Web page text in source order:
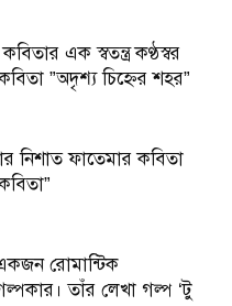
এক স্বতন্ত্র কণ্ঠস্বর
”অদৃশ্য চিহ্নের শহর”
নিশাত ফাতেমার কবিতা
রোমান্টিক
তাঁর লেখা গল্প ‘টু